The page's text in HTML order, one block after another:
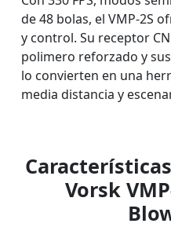
de 48 bolas, el VMP-2S
y control. Su receptor
polimero reforzado y
lo convierten en una
media distancia y
Vorsk